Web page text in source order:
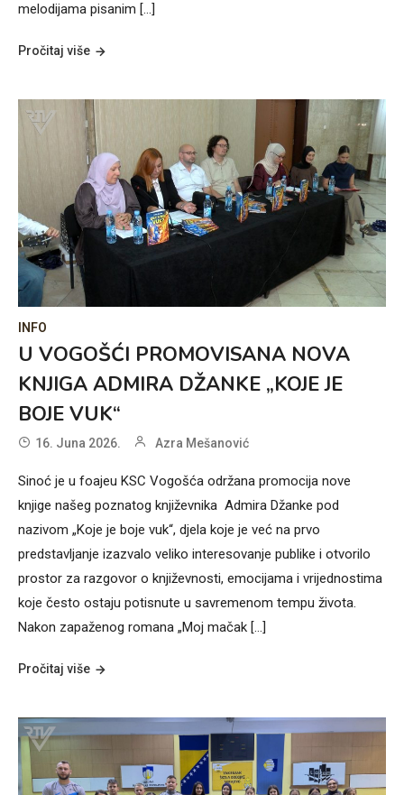
melodijama pisanim […]
Pročitaj više
INFO
U VOGOŠĆI PROMOVISANA NOVA
KNJIGA ADMIRA DŽANKE „KOJE JE
BOJE VUK“
16. Juna 2026. Azra Mešanović
Sinoć je u foajeu KSC Vogošća održana promocija nove
knjige našeg poznatog književnika Admira Džanke pod
nazivom „Koje je boje vuk“, djela koje je već na prvo
predstavljanje izazvalo veliko interesovanje publike i otvorilo
prostor za razgovor o književnosti, emocijama i vrijednostima
koje često ostaju potisnute u savremenom tempu života.
Nakon zapaženog romana „Moj mačak […]
Pročitaj više